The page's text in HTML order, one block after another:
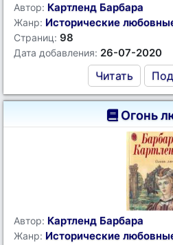
Автор: Картленд Барбара
Жанр: Исторические
Страниц: 98
Дата добавления: 26-07-2020
Читать
Огонь
Автор: Картленд Барбара
Жанр: Исторические